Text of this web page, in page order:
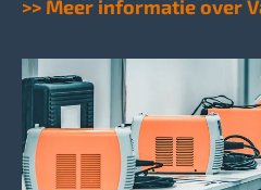
>> Meer informatie over